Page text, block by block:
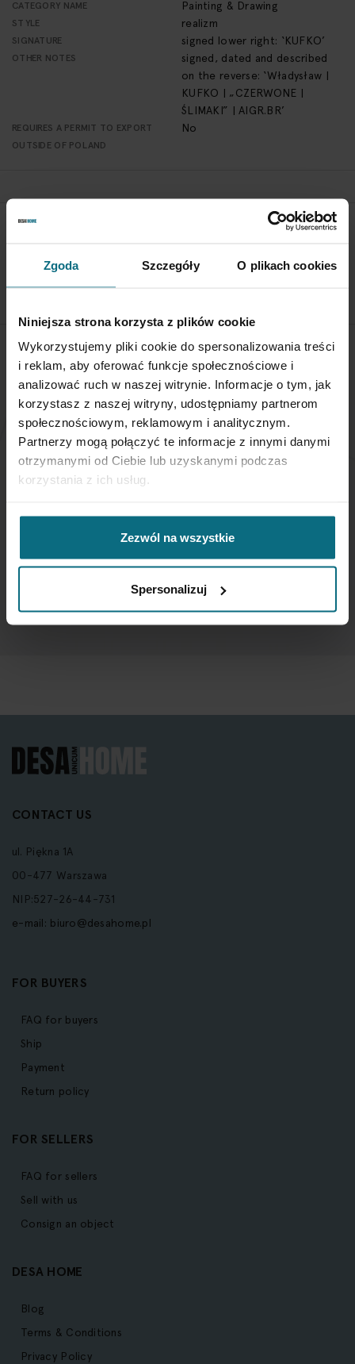
Zgoda Szczegóły O plikach cookies
Niniejsza strona korzysta z plików cookie
Wykorzystujemy pliki cookie do spersonalizowania treści
i reklam, aby oferować funkcje społecznościowe i
analizować ruch w naszej witrynie. Informacje o tym, jak
korzystasz z naszej witryny, udostępniamy partnerom
społecznościowym, reklamowym i analitycznym.
Partnerzy mogą połączyć te informacje z innymi danymi
otrzymanymi od Ciebie lub uzyskanymi podczas
korzystania z ich usług.
Zezwól na wszystkie
Spersonalizuj
CATEGORY NAME Painting & Drawing
STYLE realizm
SIGNATURE signed lower right: ‘KUFKO’
OTHER NOTES
signed, dated and described
on the reverse: ‘Władysław |
KUFKO | „CZERWONE |
ŚLIMAKI” | AIGR.BR’
REQUIRES A PERMIT TO EXPORT
OUTSIDE OF POLAND
No
RETURN POLICY
Department 3 days from the shipment arrival.
NEWSLETTER
If you want to be up to date, sign up to receive our
Up
Newsletter:
CONTACT US
ul. Piękna 1A
00-477 Warszawa
NIP:527-26-44-731
e-mail: biuro@desahome.pl
FOR BUYERS
FAQ for buyers
Ship
Payment
Return policy
FOR SELLERS
FAQ for sellers
Sell with us
Consign an object
DESA HOME
Blog
Terms & Conditions
Privacy Policy